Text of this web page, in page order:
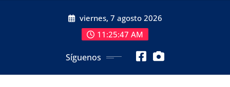
viernes, 7 agosto 2026
11:25:48 AM
Síguenos